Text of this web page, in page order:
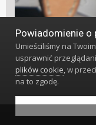
I jak wam się podoba
Powiadomienie o
Umieściliśmy na
usprawnić
plików cookie, w
na to zgodę.